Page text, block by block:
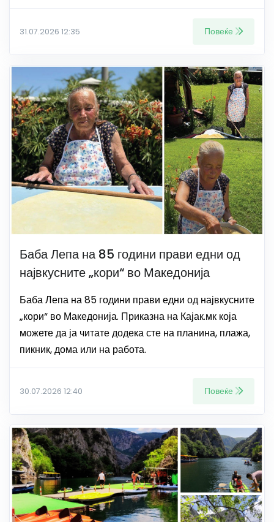
31.07.2026 12:35 Повеќе
Баба Лепа на 85 години прави едни од
највкусните „кори“ во Македонија
Баба Лепа на 85 години прави едни од највкусните
„кори“ во Македонија. Приказна на Кајак.мк која
можете да ја читате додека сте на планина, плажа,
пикник, дома или на работа.
30.07.2026 12:40 Повеќе